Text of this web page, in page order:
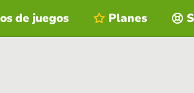
de juegos Planes